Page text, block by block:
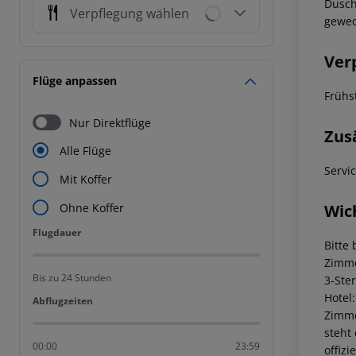
Verpflegung wählen
Flüge anpassen
Nur Direktflüge
Alle Flüge
Mit Koffer
Ohne Koffer
Flugdauer
Flugdauer
Bis zu 24 Stunden
Abflugzeiten
Abflugzeiten
00:00 23:59
Bitte
3-
steht